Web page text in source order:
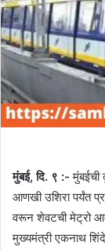
मुंबई, दि. ९ :- मुंबईची
आणखी उशिरा पर्यंत
वरून शेवटची मेट्रो
मुख्यमंत्री एकनाथ